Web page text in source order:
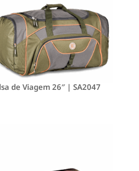
de Viagem 26″ | SA2047